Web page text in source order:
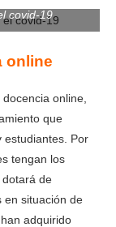
covid-19
online
online,
que
estudiantes. Por
tengan los
dotará de
en situación de
adquirido